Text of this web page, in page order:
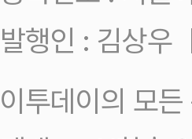
발행인 : 김상우
이투데이의 모